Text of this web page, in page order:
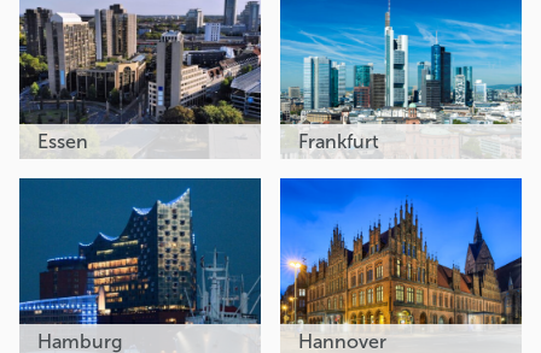
Essen Frankfurt
Hamburg Hannover